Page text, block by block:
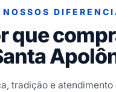
NOSSOS
que
tradição e